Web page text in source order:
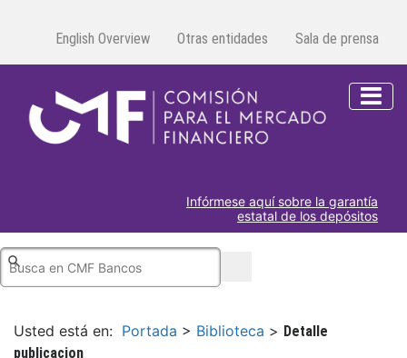
English Overview Otras entidades Sala de prensa
Infórmese aquí sobre la garantía
estatal de los depósitos
Usted está en: Portada > Biblioteca > Detalle
publicacion